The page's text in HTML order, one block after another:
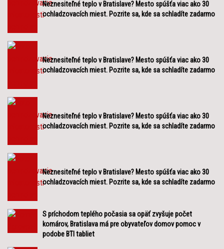
Neznesiteľné teplo v Bratislave? Mesto spúšťa viac ako 30
ochladzovacích miest. Pozrite sa, kde sa schladíte zadarmo
Neznesiteľné teplo v Bratislave? Mesto spúšťa viac ako 30
ochladzovacích miest. Pozrite sa, kde sa schladíte zadarmo
Neznesiteľné teplo v Bratislave? Mesto spúšťa viac ako 30
ochladzovacích miest. Pozrite sa, kde sa schladíte zadarmo
Neznesiteľné teplo v Bratislave? Mesto spúšťa viac ako 30
ochladzovacích miest. Pozrite sa, kde sa schladíte zadarmo
S príchodom teplého počasia sa opäť zvyšuje počet
komárov, Bratislava má pre obyvateľov domov pomoc v
podobe BTI tabliet